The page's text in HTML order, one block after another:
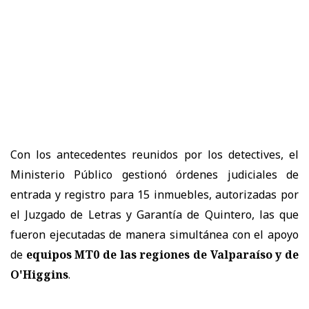
Con los antecedentes reunidos por los detectives, el
Ministerio Público gestionó órdenes judiciales de
entrada y registro para 15 inmuebles, autorizadas por
el Juzgado de Letras y Garantía de Quintero, las que
fueron ejecutadas de manera simultánea con el apoyo
de equipos MT0 de las regiones de Valparaíso y de
O'Higgins.